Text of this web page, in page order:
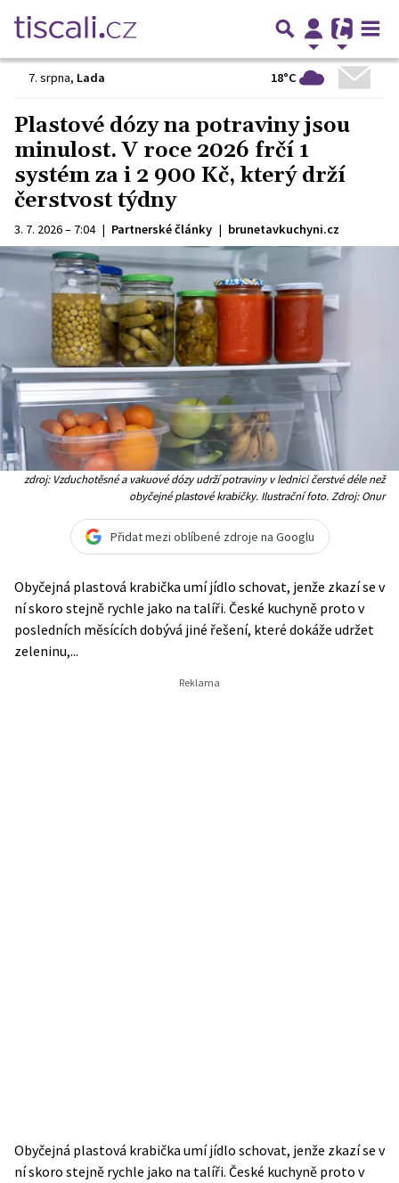
7. srpna, Lada 18°C
Plastové dózy na potraviny jsou
minulost. V roce 2026 frčí 1
systém za i 2 900 Kč, který drží
čerstvost týdny
3. 7. 2026 – 7:04 | Partnerské články | brunetavkuchyni.cz
zdroj: Vzduchotěsné a vakuové dózy udrží potraviny v lednici čerstvé déle než
obyčejné plastové krabičky. Ilustrační foto. Zdroj: Onur
Přidat mezi oblíbené zdroje na Googlu
Obyčejná plastová krabička umí jídlo schovat, jenže zkazí se v
ní skoro stejně rychle jako na talíři. České kuchyně proto v
posledních měsících dobývá jiné řešení, které dokáže udržet
zeleninu,...
Obyčejná plastová krabička umí jídlo schovat, jenže zkazí se v
ní skoro stejně rychle jako na talíři. České kuchyně proto v